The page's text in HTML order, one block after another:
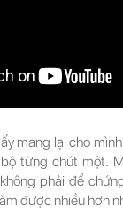
mang lại cho
từng chút một.
phải để
được nhiều hơn